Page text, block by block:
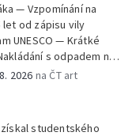
— Vzpomínání na
let od zápisu vily
UNESCO — Krátké
s odpadem na
— Koncert Marka
2026 na ČT art
studentského